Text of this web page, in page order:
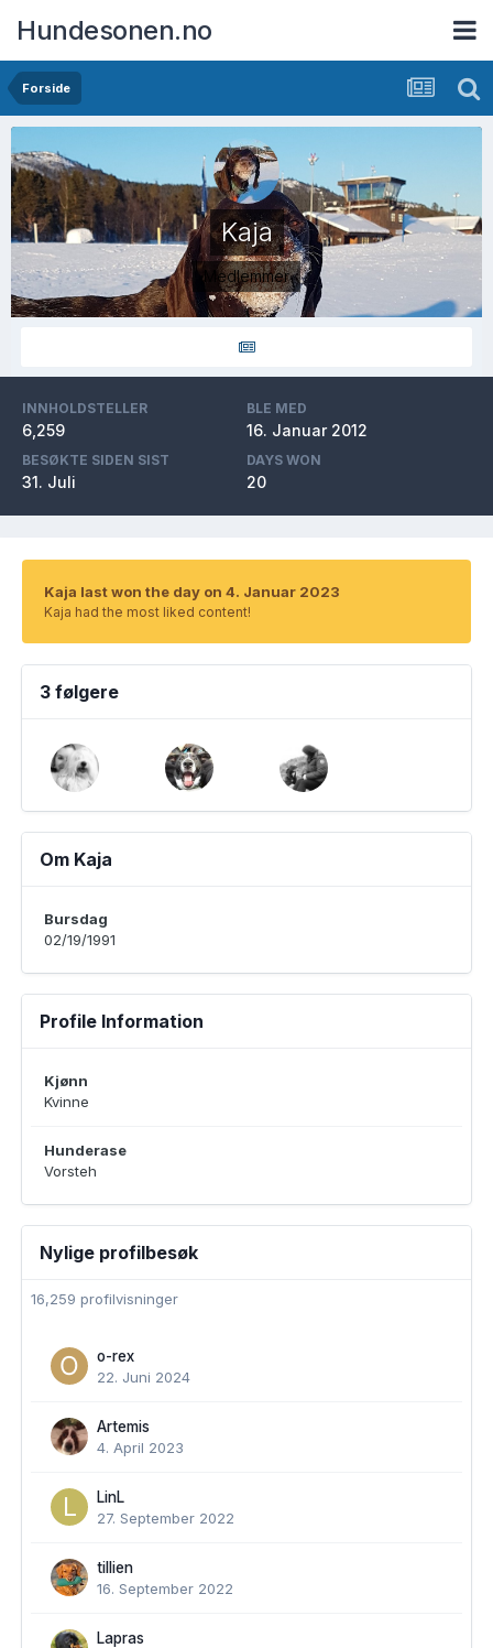
Hundesonen.no
Forside
Kaja
Medlemmer
INNHOLDSTELLER
6,259
BLE MED
16. Januar 2012
BESØKTE SIDEN SIST
31. Juli
DAYS WON
20
Kaja last won the day on 4. Januar 2023
Kaja had the most liked content!
3 følgere
Om Kaja
Bursdag
02/19/1991
Profile Information
Kjønn
Kvinne
Hunderase
Vorsteh
Nylige profilbesøk
16,259 profilvisninger
o-rex
22. Juni 2024
Artemis
4. April 2023
LinL
27. September 2022
tillien
16. September 2022
Lapras